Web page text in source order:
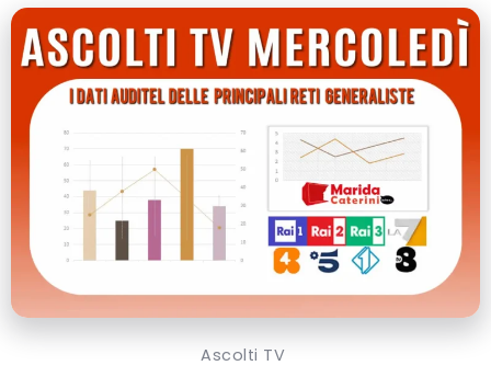
Ascolti TV